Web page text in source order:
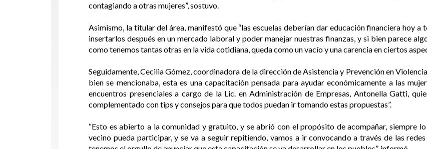
contagiando a otras mujeres”, sostuvo.
Asimismo, la titular del área, manifestó que “las escuelas deberían dar educación financiera hoy a
insertarlos después en un mercado laboral y poder manejar nuestras finanzas, y si bien parece
como tenemos tantas otras en la vida cotidiana, queda como un vacío y una carencia en ciertos
Seguidamente, Cecilia Gómez, coordinadora de la dirección de Asistencia y Prevención en
bien se mencionaba, esta es una capacitación pensada para ayudar económicamente a las
encuentros presenciales a cargo de la Lic. en Administración de Empresas, Antonella Gatti,
complementado con tips y consejos para que todos puedan ir tomando estas propuestas”.
“Esto es abierto a la comunidad y gratuito, y se abrió con el propósito de acompañar, siempre
vecino pueda participar, y se va a seguir repitiendo, vamos a ir convocando a través de las